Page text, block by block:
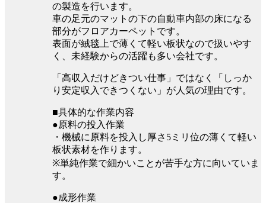
の製造を行います。
車の足元のマットの下の自動車内部の床になる
部分がフロアカーペットです。
表面が絨毯上で薄くて軽い板状なので扱いやす
く、未経験からの活躍も多い会社です。
「高収入だけどきつい仕事」ではなく「しっか
り安定収入できつくない」が人気の理由です。
■具体的な作業内容
●原料の投入作業
・機械に原料を投入し厚さ5ミリ位の薄くて軽い
板状素材を作ります。
※単純作業で細かいことが苦手な方に向いていま
す。
●成形作業